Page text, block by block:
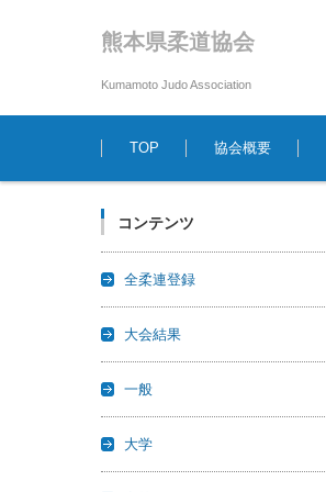
熊本県柔道協会
Kumamoto Judo Association
コンテンツに移動
TOP
協会概要
コンテンツ
全柔連登録
大会結果
一般
大学